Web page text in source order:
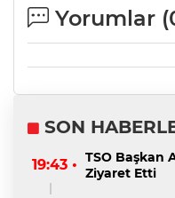
Yorumlar (
SON
19:43 • TSO Başkan
Ziyaret Etti